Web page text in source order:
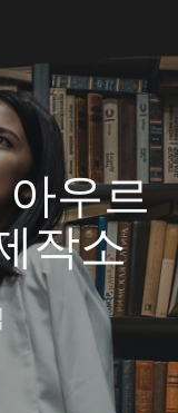
우르
작소